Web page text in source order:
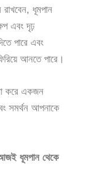
ধূমপান
এবং দৃঢ়
পারে এবং
আনতে পারে।
করে একজন
সমর্থন আপনাকে
আজই ধূমপান থেকে